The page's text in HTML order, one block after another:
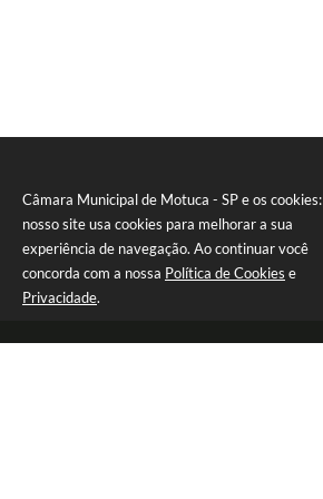
Câmara Municipal de Motuca - SP e os cookies:
nosso site usa cookies para melhorar a sua
experiência de navegação. Ao continuar você
concorda com a nossa Política de Cookies e
Privacidade.